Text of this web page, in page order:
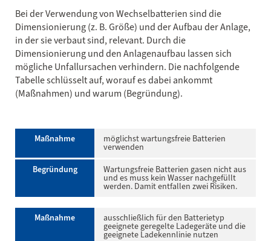
Bei der Verwendung von Wechselbatterien sind die
Dimensionierung (z. B. Größe) und der Aufbau der Anlage,
in der sie verbaut sind, relevant. Durch die
Dimensionierung und den Anlagenaufbau lassen sich
mögliche Unfallursachen verhindern. Die nachfolgende
Tabelle schlüsselt auf, worauf es dabei ankommt
(Maßnahmen) und warum (Begründung).
Maßnahme möglichst wartungsfreie Batterien
verwenden
Begründung
Wartungsfreie Batterien gasen nicht aus
und es muss kein Wasser nachgefüllt
werden. Damit entfallen zwei Risiken.
Maßnahme ausschließlich für den Batterietyp
geeignete geregelte Ladegeräte und die
geeignete Ladekennlinie nutzen